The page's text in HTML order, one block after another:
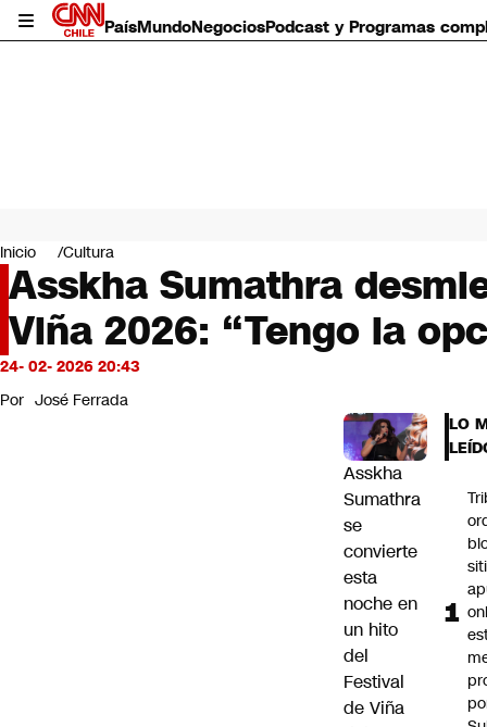
PaísMundoNegociosPodcast y Programas
Mundo
Negocios
Deportes
Programas completos
Cultura
Servicios
Bits
CNN Data
Inicio Cultura
Asskha Sumathra
Viña 2026: “Tengo la
24- 02- 2026 20:43
Por José Ferrada
Asskha
Sumathra
se
convierte
esta
noche en
un hito
del
Festival
de Viña
LO